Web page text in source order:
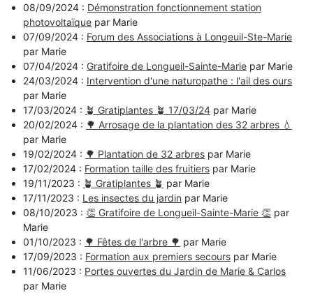
08/09/2024 : Démonstration fonctionnement station
photovoltaïque par Marie
07/09/2024 : Forum des Associations à Longeuil-Ste-Marie
par Marie
07/04/2024 : Gratifoire de Longueil-Sainte-Marie par Marie
24/03/2024 : Intervention d'une naturopathe : l'ail des ours
par Marie
17/03/2024 : 🪴 Gratiplantes 🪴 17/03/24 par Marie
20/02/2024 : 🌳 Arrosage de la plantation des 32 arbres 💧
par Marie
19/02/2024 : 🌳 Plantation de 32 arbres par Marie
17/02/2024 : Formation taille des fruitiers par Marie
19/11/2023 : 🪴 Gratiplantes 🪴 par Marie
17/11/2023 : Les insectes du jardin par Marie
08/10/2023 : 👏 Gratifoire de Longueil-Sainte-Marie 👏 par
Marie
01/10/2023 : 🌳 Fêtes de l'arbre 🌳 par Marie
17/09/2023 : Formation aux premiers secours par Marie
11/06/2023 : Portes ouvertes du Jardin de Marie & Carlos
par Marie